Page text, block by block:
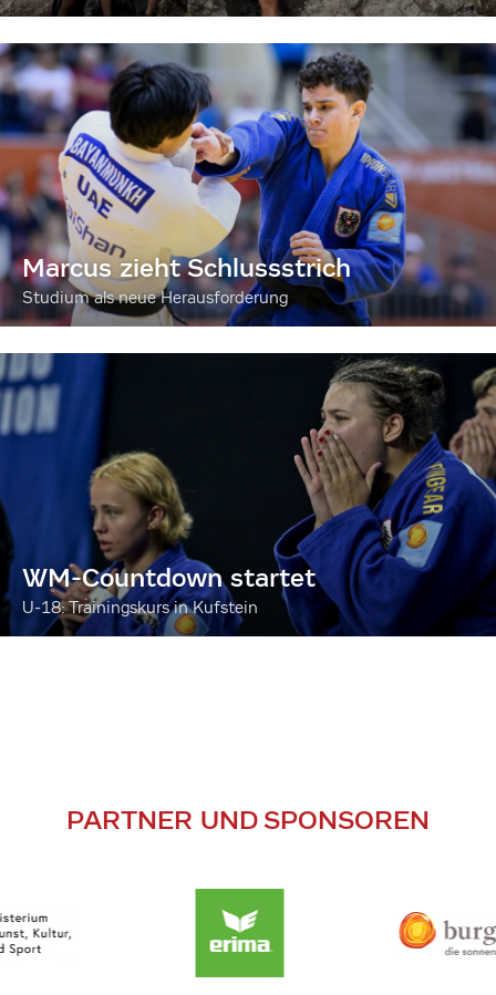
Marcus zieht Schlussstrich
Studium als neue Herausforderung
WM-Countdown startet
U-18: Trainingskurs in Kufstein
PARTNER UND SPONSOREN